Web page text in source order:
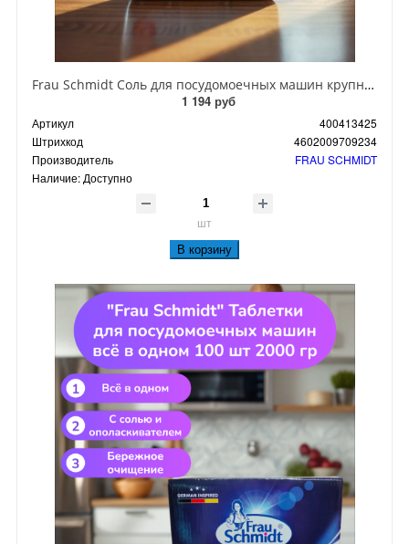
Frau Schmidt Соль для посудомоечных машин крупнокристаллическая 2,4 кг
1 194 руб
Артикул
400413425
Штрихкод
4602009709234
Производитель
FRAU SCHMIDT
Наличие: Доступно
шт
В корзину